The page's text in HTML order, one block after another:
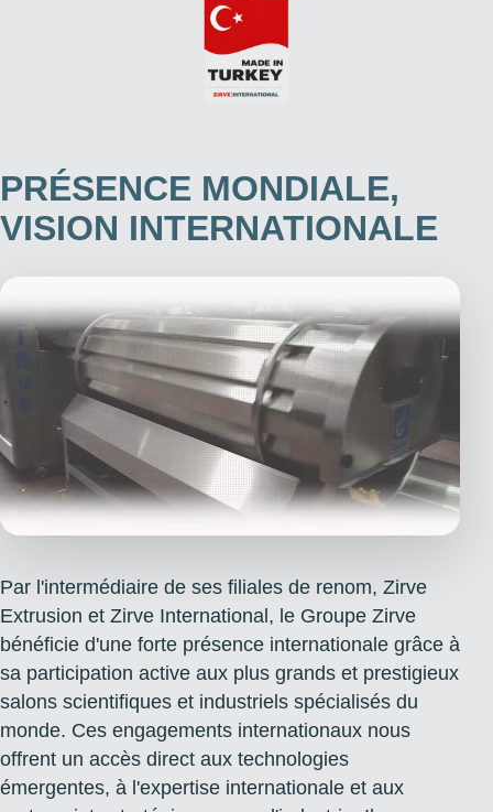
PRÉSENCE MONDIALE,
VISION INTERNATIONALE
Par l'intermédiaire de ses filiales de renom, Zirve
Extrusion et Zirve International, le Groupe Zirve
bénéficie d'une forte présence internationale grâce à
sa participation active aux plus grands et prestigieux
salons scientifiques et industriels spécialisés du
monde. Ces engagements internationaux nous
offrent un accès direct aux technologies
émergentes, à l'expertise internationale et aux